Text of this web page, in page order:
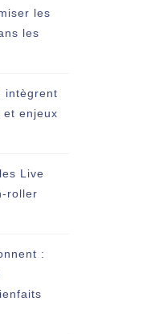
les
les
intègrent
et enjeux
Live
: